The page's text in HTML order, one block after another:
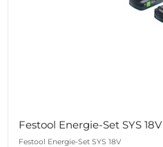
Festool Energie-Set SYS 18V
Festool Energie-Set SYS 18V